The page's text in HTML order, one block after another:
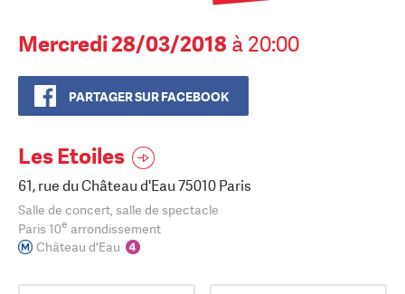
Mercredi 28/03/2018 à 20:00
PARTAGER SUR FACEBOOK
Les Etoiles
61, rue du Château d'Eau 75010 Paris
Salle de concert, salle de spectacle
Paris 10e arrondissement
Château d'Eau